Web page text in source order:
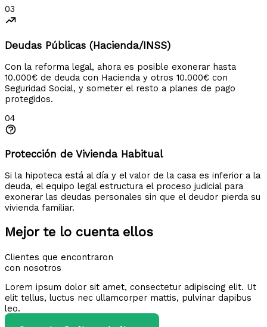
03
Deudas Públicas (Hacienda/INSS)
Con la reforma legal, ahora es posible exonerar hasta
10.000€ de deuda con Hacienda y otros 10.000€ con
Seguridad Social, y someter el resto a planes de pago
protegidos.
04
Protección de Vivienda Habitual
Si la hipoteca está al día y el valor de la casa es inferior a la
deuda, el equipo legal estructura el proceso judicial para
exonerar las deudas personales sin que el deudor pierda su
vivienda familiar.
Mejor te lo cuenta ellos
Clientes que encontraron
con nosotros
Lorem ipsum dolor sit amet, consectetur adipiscing elit. Ut
elit tellus, luctus nec ullamcorper mattis, pulvinar dapibus
leo.